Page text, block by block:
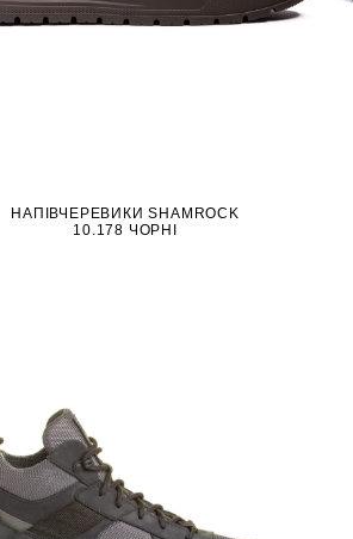
НАПІВЧЕРЕВИКИ SHAMROCK
10.178 ЧОРНІ